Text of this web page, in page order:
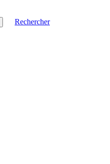
Rechercher